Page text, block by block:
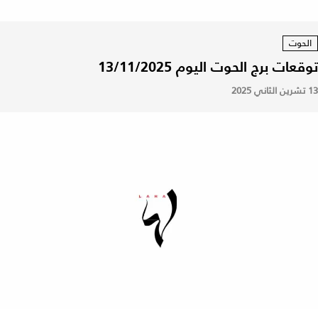
الحوت
توقعات برج الحوت اليوم 13/11/2025
13 تشرين الثاني 2025